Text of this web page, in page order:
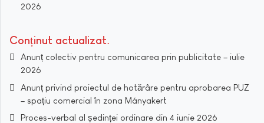
2026
Conținut actualizat
Anunț colectiv pentru comunicarea prin publicitate – iulie
2026
Anunț privind proiectul de hotărâre pentru aprobarea PUZ
– spațiu comercial în zona Mányakert
Proces-verbal al ședinței ordinare din 4 iunie 2026